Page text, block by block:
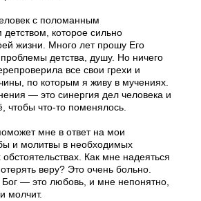
с поломанным
которое сильно
жизни. Много лет прошу Его
детства, душу. Но ничего
все свои грехи и
по которым я живу в мучениях.
— это синергия дел человека и
чтобы что-то поменялось.
мне в ответ на мои
и молитвы в необходимых
Как мне надеяться
веру? Это очень больно.
Бог — это любовь, и мне непонятно,
молчит.